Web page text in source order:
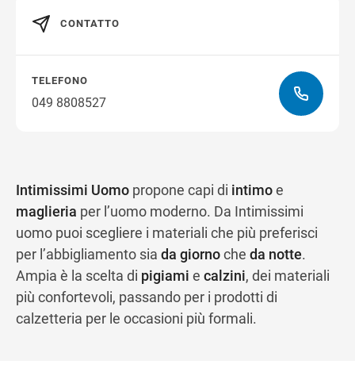
Intimissimi Uomo propone capi di intimoe
maglieria per l’uomo moderno. Da Intimissimi
uomo puoi scegliere i materiali che più preferisci
per l’abbigliamento sia da giornoche da notte.
Ampia è la scelta di pigiami e calzini, dei materiali
più confortevoli, passando per i prodotti di
calzetteria per le occasioni più formali.
CONTATTO
TELEFONO
049 8808527